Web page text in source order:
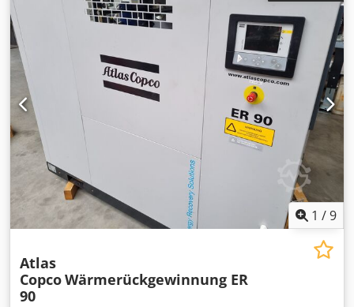
1 /9
Atlas
CopcoWärmerückgewinnung ER
90